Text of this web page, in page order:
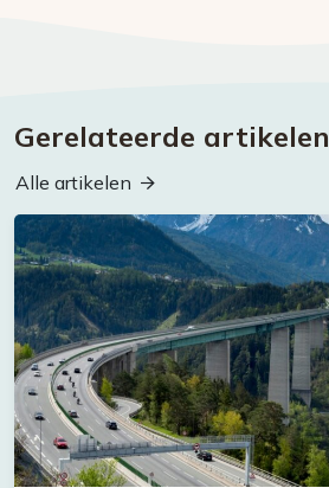
Gerelateerde artikelen
Alle artikelen